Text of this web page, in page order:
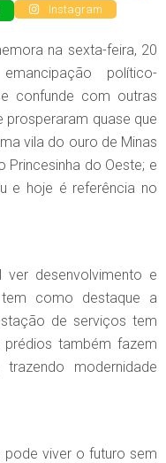
Instagram
na sexta-feira, 20
político-
confunde com outras
quase que
vila do ouro de Minas
Princesinha do Oeste; e
e hoje é referência no
desenvolvimento e
como destaque a
de serviços tem
também fazem
modernidade
viver o futuro sem